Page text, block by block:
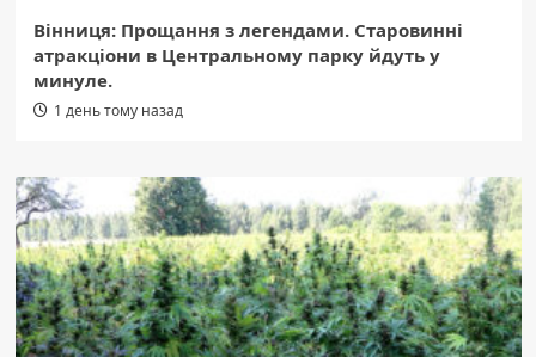
Вінниця: Прощання з легендами. Старовинні
атракціони в Центральному парку йдуть у
минуле.
1 день тому назад